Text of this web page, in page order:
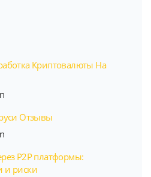
Криптовалюты На
Отзывы
P2P платформы:
и риски